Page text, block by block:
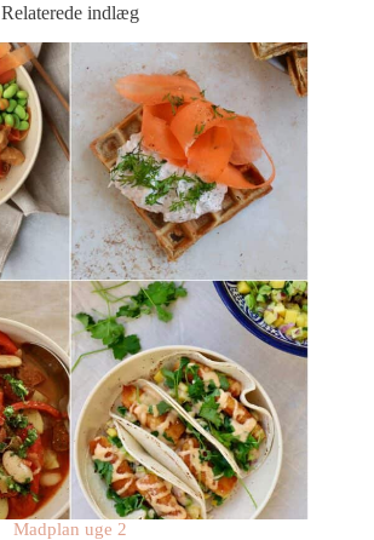
Relaterede indlæg
Madplan uge 2